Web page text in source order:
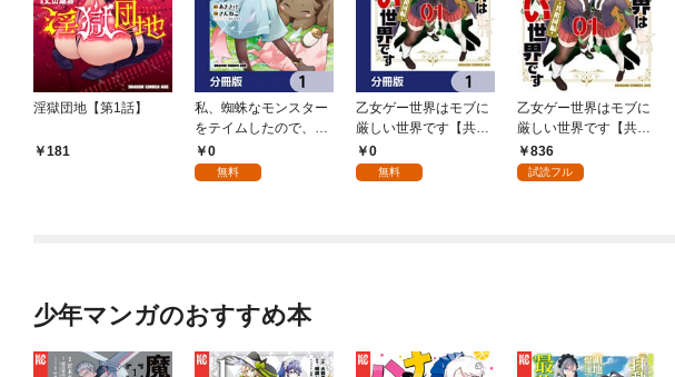
淫獄団地【第1話】
181
私、蜘蛛なモンスター
をテイムしたので、ス
パイダーシルクで裁縫
を頑張ります！【分冊
0
無料
乙女ゲー世界はモブに
厳しい世界です【共和
国編】【分冊版】 1
0
無料
乙女ゲー世界はモブに
厳しい世界です【共和
国編】 ０１
836
試読フル
少年マンガのおすすめ本